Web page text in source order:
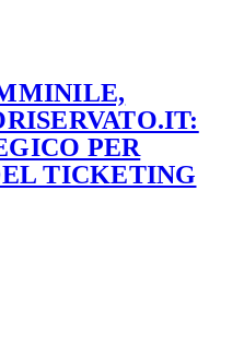
PER
TICKETING